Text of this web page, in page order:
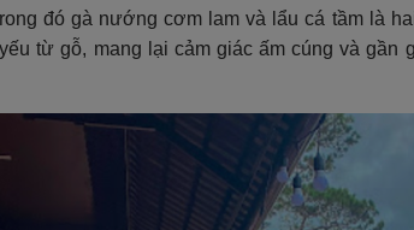
đó gà nướng cơm lam và lẩu cá tầm là
từ gỗ, mang lại cảm giác ấm cúng và gần